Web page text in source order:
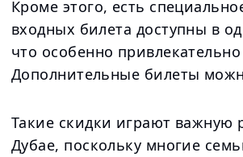
Кроме этого, есть
входных билета доступны в
что особенно
Дополнительные билеты
Такие скидки играют важную
Дубае, поскольку многие